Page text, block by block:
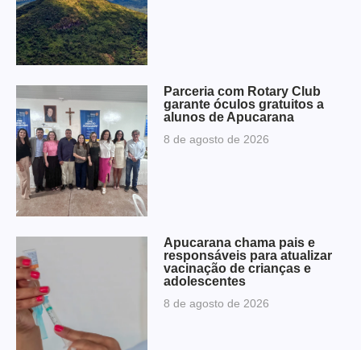
Parceria com Rotary Club
garante óculos gratuitos a
alunos de Apucarana
8 de agosto de 2026
Apucarana chama pais e
responsáveis para atualizar
vacinação de crianças e
adolescentes
8 de agosto de 2026